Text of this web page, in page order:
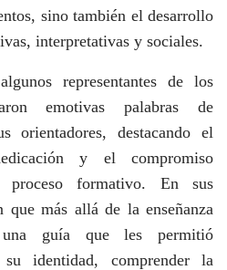
sino también el desarrollo
interpretativas y sociales.
representantes de los
emotivas palabras de
orientadores, destacando el
y el compromiso
proceso formativo. En sus
que más allá de la enseñanza
una guía que les permitió
identidad, comprender la